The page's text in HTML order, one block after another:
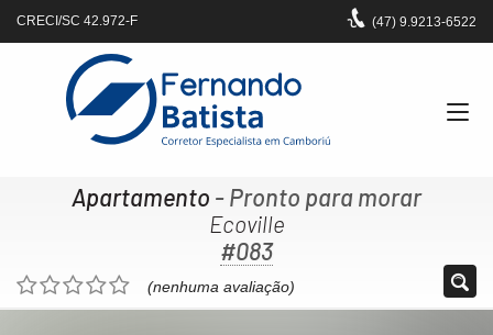
CRECI/SC 42.972-F (47) 9.9213-6522
Apartamento - Pronto para morar
Ecoville
#083
(nenhuma avaliação)